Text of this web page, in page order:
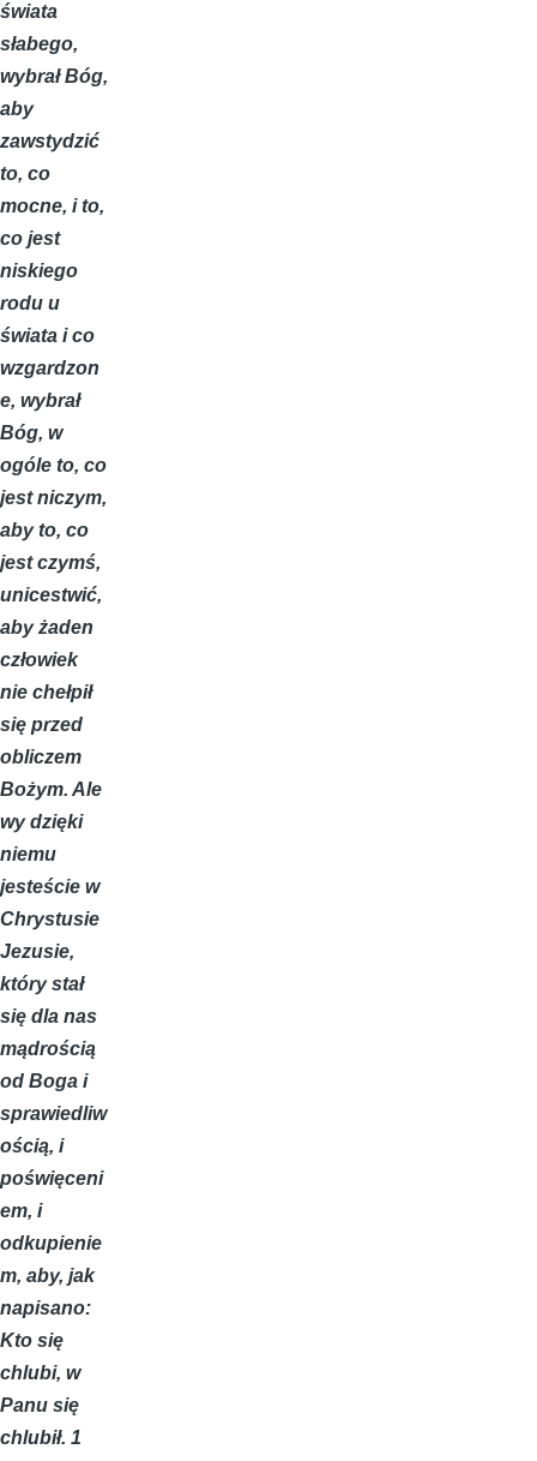
świata
słabego,
wybrał Bóg,
aby
zawstydzić
to, co
mocne, i to,
co jest
niskiego
rodu u
świata i co
wzgardzon
e, wybrał
Bóg, w
ogóle to, co
jest niczym,
aby to, co
jest czymś,
unicestwić,
aby żaden
człowiek
nie chełpił
się przed
obliczem
Bożym. Ale
wy dzięki
niemu
jesteście w
Chrystusie
Jezusie,
który stał
się dla nas
mądrością
od Boga i
sprawiedliw
ością, i
poświęceni
em, i
odkupienie
m, aby, jak
napisano:
Kto się
chlubi, w
Panu się
chlubił. 1